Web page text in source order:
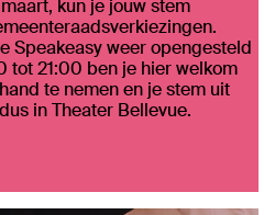
kun je jouw stem
Speakeasy weer opengesteld
tot 21:00 ben je hier welkom
te nemen en je stem uit
in Theater Bellevue.